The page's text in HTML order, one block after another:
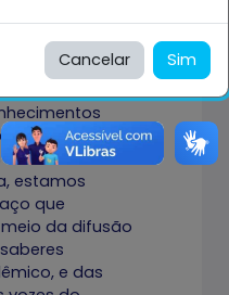
de
eventos são
acadêmica
todo Brasil e
estamos
que
da difusão
e das
Cancelar Sim